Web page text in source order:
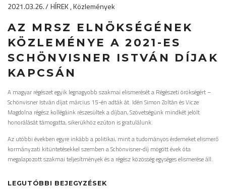
2021.03.26. HÍREK Közlemények
AZ MRSZ ELNÖKSÉGÉNEK
KÖZLEMÉNYE A 2021-ES
SCHÖNVISNER ISTVÁN DÍJAK
KAPCSÁN
A magyar régészet egyik legnagyobb szakmai elismerését a Régészeti örökségért –
Schönvisner István díjat március 15-én adták át. Idén Simon Zoltán és Vicze
Magdolna régész kollégáink részesültek a díjban, Szövetségünk mindkét jelölt
honorálását támogatta, sikerükhöz ezúton is gratulálunk.
Az utóbbi években egyre inkább a politikai, mint a tudományos érdemeket elismerő
kormányzati kitüntetésekkel szemben a Schönvisner-díj mögött évek óta
megalapozott szakmai teljesítmények és a régész közösség egységes elismerése áll.
LEGUTÓBBI BEJEGYZÉSEK